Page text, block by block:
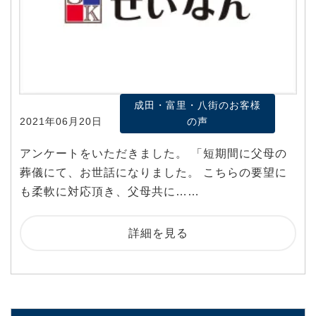
2021年06月20日
成田・富里・八街のお客様
の声
アンケートをいただきました。 「短期間に父母の
葬儀にて、お世話になりました。 こちらの要望に
も柔軟に対応頂き、父母共に……
詳細を見る